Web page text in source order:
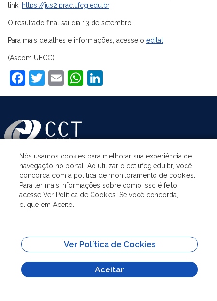
link: https://jus2.prac.ufcg.edu.br.
O resultado final sai dia 13 de setembro.
Para mais detalhes e informações, acesse o edital
(Ascom UFCG)
Facebook
Twitter
EmailWhatsApp
ASSUNTOS
ACESSO À INFORMAÇÃO
SITES IMPORTANTES
Nós usamos cookies para melhorar sua experiência de
navegação no portal. Ao utilizar o cct.ufcg.edu.br, você
concorda com a política de monitoramento de cookies.
Para ter mais informações sobre como isso é feito,
acesse Ver Política de Cookies. Se você concorda,
clique em Aceito.
Ver Política de Cookies
Aceitar